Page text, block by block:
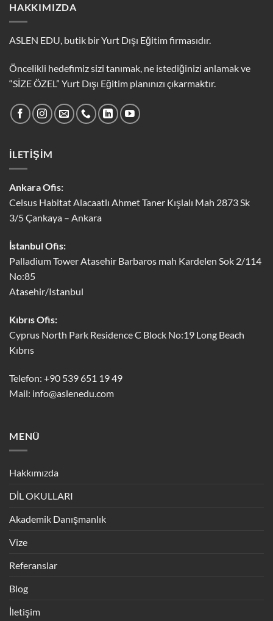
HAKKIMIZDA
ASLEN EDU, butik bir Yurt Dışı Eğitim firmasıdır.
Öncelikli hedefimiz sizi tanımak, ne istediğinizi anlamak ve
“SİZE ÖZEL” Yurt Dışı Eğitim planınızı çıkarmaktır.
İLETİŞİM
Ankara Ofis:
Celsus Habitat Alacaatlı Ahmet Taner Kışlalı Mah 2873 Sk
3/5 Çankaya – Ankara
İstanbul Ofis:
Palladium Tower Atasehir Barbaros mah Kardelen Sok 2/114
No:85
Atasehir/Istanbul
Kıbrıs Ofis:
Cyprus North Park Residence C Block No:19 Long Beach
Kıbrıs
Telefon: +90 539 651 19 49
Mail: info@aslenedu.com
MENÜ
Hakkımızda
DİL OKULLARI
Akademik Danışmanlık
Vize
Referanslar
Blog
İletişim